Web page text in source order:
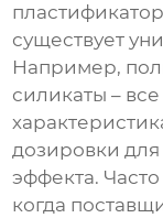
существует
Например,
силикаты –
дозировки
эффекта.
когда